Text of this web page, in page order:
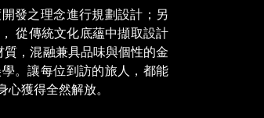
發之理念進行規劃設計；另
從傳統文化底蘊中擷取設計
，混融兼具品味與個性的金
。讓每位到訪的旅人，都能
獲得全然解放。